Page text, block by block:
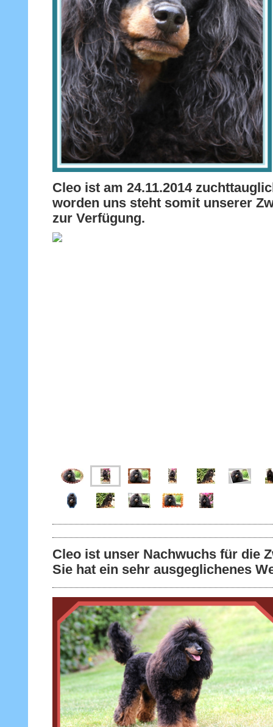
Cleo ist am 24.11.2014
worden uns steht somit unserer
zur Verfügung.
Cleo ist unser Nachwuchs für die
Sie hat ein sehr ausgeglichenes